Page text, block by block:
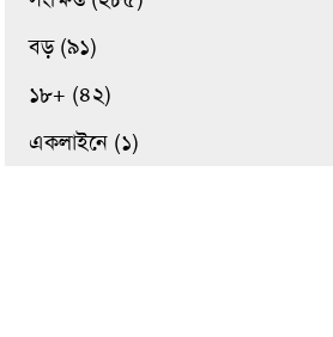
বড় (৯১)
১৮+ (৪২)
একলাইনে (১)